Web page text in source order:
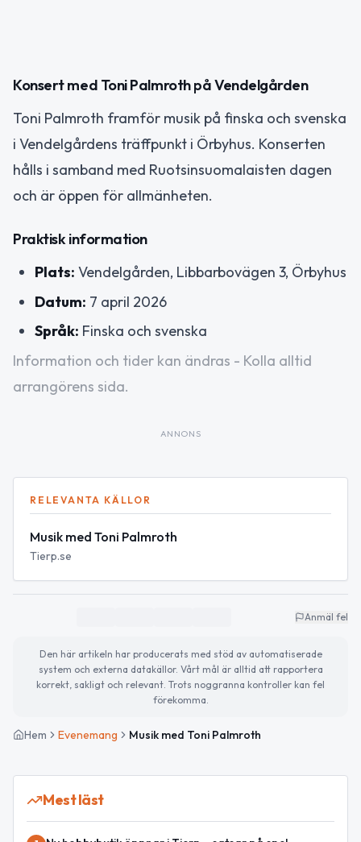
Konsert med Toni Palmroth på Vendelgården
Toni Palmroth framför musik på finska och svenska
i Vendelgårdens träffpunkt i Örbyhus. Konserten
hålls i samband med Ruotsinsuomalaisten dagen
och är öppen för allmänheten.
Praktisk information
Plats: Vendelgården, Libbarbovägen 3, Örbyhus
Datum: 7 april 2026
Språk: Finska och svenska
Information och tider kan ändras - Kolla alltid
arrangörens sida.
ANNONS
RELEVANTA KÄLLOR
Musik med Toni Palmroth
Tierp.se
Anmäl fel
Den här artikeln har producerats med stöd av automatiserade
system och externa datakällor. Vårt mål är alltid att rapportera
korrekt, sakligt och relevant. Trots noggranna kontroller kan fel
förekomma.
Hem Evenemang Musik med Toni Palmroth
Mest läst